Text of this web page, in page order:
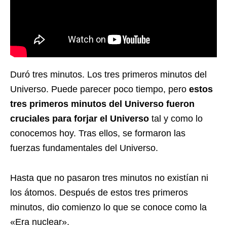
Duró tres minutos. Los tres primeros minutos del
Universo. Puede parecer poco tiempo, pero estos
tres primeros minutos del Universo fueron
cruciales para forjar el Universo tal y como lo
conocemos hoy. Tras ellos, se formaron las
fuerzas fundamentales del Universo.
Hasta que no pasaron tres minutos no existían ni
los átomos. Después de estos tres primeros
minutos, dio comienzo lo que se conoce como la
«Era nuclear».